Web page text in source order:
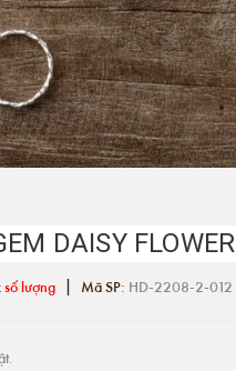
DAISY FLOWER
số lượng | Mã SP: HD-2208-2-012